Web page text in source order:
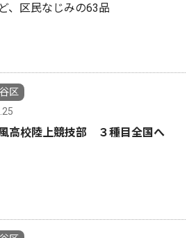
、区民なじみの63品
区
高校陸上競技部 ３種目全国へ